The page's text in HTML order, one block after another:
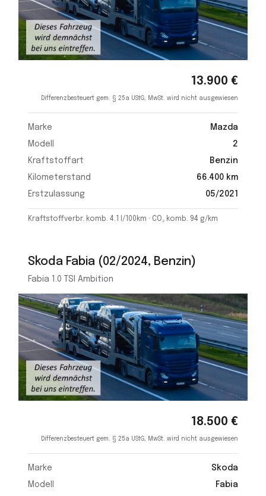
13.900 €
Differenzbesteuert gem. § 25a UStG, MwSt. wird nicht ausgewiesen
Marke
Mazda
Modell
2
Kraftstoffart
Benzin
Kilometerstand
66.400 km
Erstzulassung
05/2021
Kraftstoffverbr. komb. 4.1 l/100km · CO₂ komb. 94 g/km
Skoda Fabia (02/2024, Benzin)
Fabia 1.0 TSI Ambition
18.500 €
Differenzbesteuert gem. § 25a UStG, MwSt. wird nicht ausgewiesen
Marke
Skoda
Modell
Fabia